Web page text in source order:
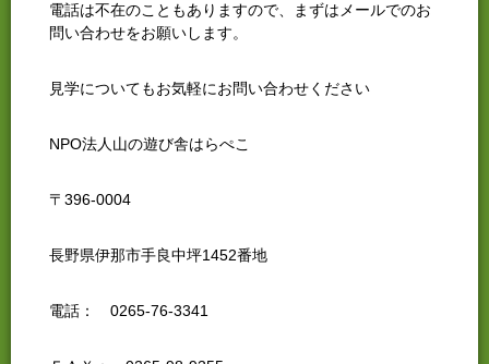
電話は不在のこともありますので、まずはメールでのお
問い合わせをお願いします。
見学についてもお気軽にお問い合わせください
NPO法人山の遊び舎はらぺこ
〒396-0004
長野県伊那市手良中坪1452番地
電話： 0265-76-3341